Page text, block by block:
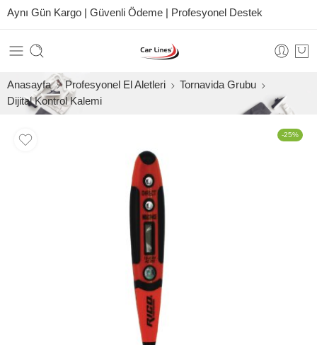
Aynı Gün Kargo | Güvenli Ödeme | Profesyonel Destek
Anasayfa Profesyonel El Aletleri
Tornavida Grubu
Dijital Kontrol Kalemi
-25%